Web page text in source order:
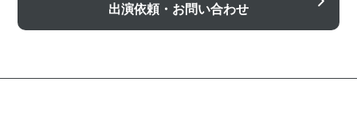
出演依頼・お問い合わせ